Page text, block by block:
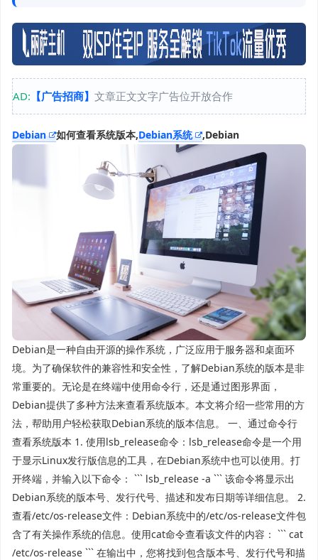
AD: 【广告招商】 文章正文文字广告位开放合作
Debian 如何查看系统版本,Debian系统 ,Debian
Debian是一种自由开源的操作系统，广泛应用于服务器和桌面环
境。为了确保软件的兼容性和安全性，了解Debian系统的版本是非
常重要的。无论是在终端中使用命令行，还是通过图形界面，
Debian提供了多种方法来查看系统版本。本文将介绍一些常用的方
法，帮助用户轻松获取Debian系统的版本信息。 一、通过命令行
查看系统版本 1. 使用lsb_release命令：lsb_release命令是一个用
于显示Linux发行版信息的工具，在Debian系统中也可以使用。打
开终端，并输入以下命令： ``` lsb_release -a ``` 该命令将显示出
Debian系统的版本号、发行代号、描述和发布日期等详细信息。 2.
查看/etc/os-release文件：Debian系统中的/etc/os-release文件包
含了有关操作系统的信息。使用cat命令查看该文件的内容： ``` cat
/etc/os-release ``` 在输出中，您将找到包含版本号、发行代号和描